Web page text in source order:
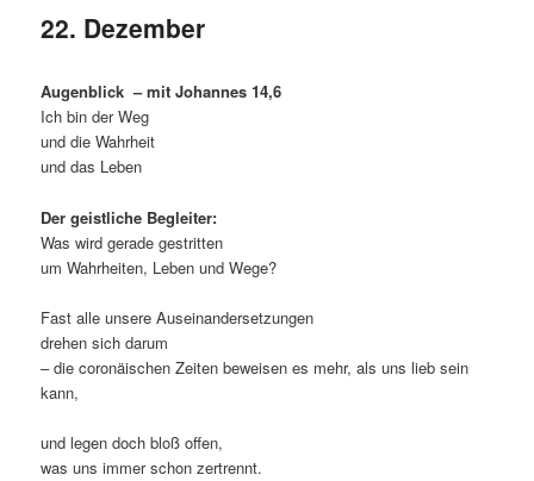
22. Dezember
Augenblick – mit Johannes 14,6
Ich bin der Weg
und die Wahrheit
und das Leben
Der geistliche Begleiter:
Was wird gerade gestritten
um Wahrheiten, Leben und Wege?
Fast alle unsere Auseinandersetzungen
drehen sich darum
– die coronäischen Zeiten beweisen es mehr, als uns lieb sein
kann,
und legen doch bloß offen,
was uns immer schon zertrennt.